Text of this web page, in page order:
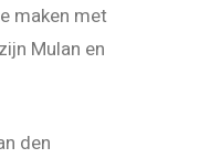
maken met
Mulan en
den